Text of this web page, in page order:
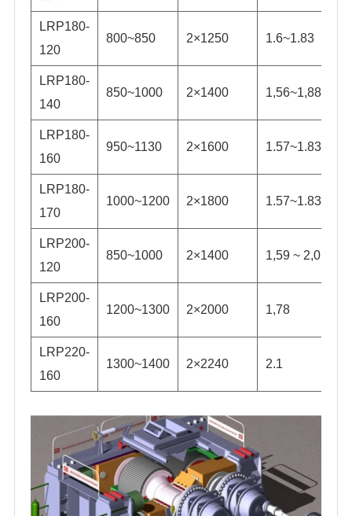
LRP180-
120
800~850 2×1250 1.6~1.83
LRP180-
140
850~1000 2×1400 1,56~1,88
LRP180-
160
950~1130 2×1600 1.57~1.83
LRP180-
170
1000~1200 2×1800 1.57~1.83
LRP200-
120
850~1000 2×1400 1,59 ~ 2,0
LRP200-
160
1200~1300 2×2000 1,78
LRP220-
160
1300~1400 2×2240 2.1